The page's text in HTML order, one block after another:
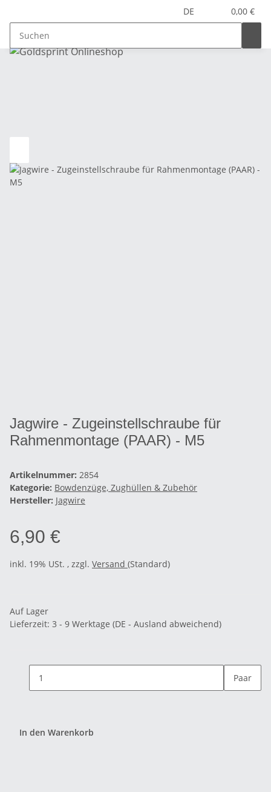
DE 0,00 €
Jagwire - Zugeinstellschraube für
Rahmenmontage (PAAR) - M5
Artikelnummer: 2854
Kategorie: Bowdenzüge, Zughüllen & Zubehör
Hersteller: Jagwire
6,90 €
inkl. 19% USt. , zzgl. Versand (Standard)
Auf Lager
Lieferzeit: 3 - 9 Werktage (DE - Ausland abweichend)
Paar
In den Warenkorb